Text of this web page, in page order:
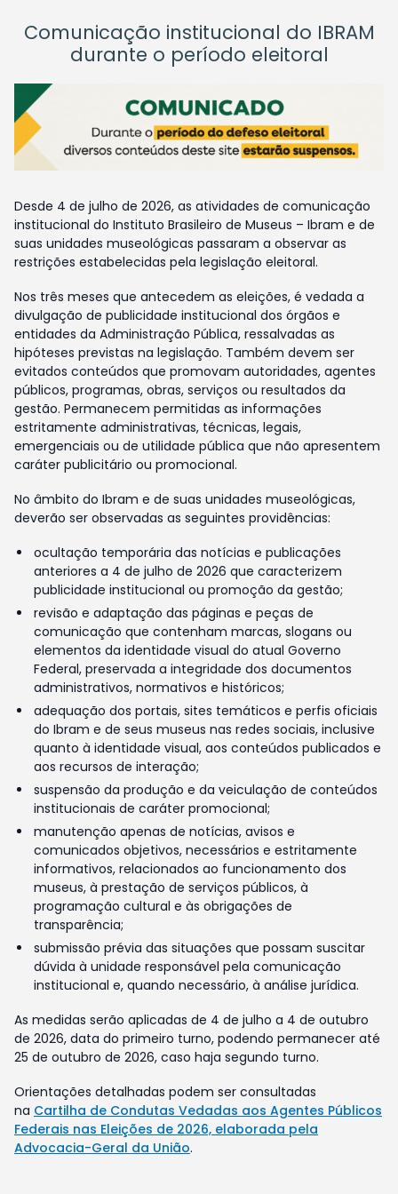
Comunicação institucional do IBRAM
durante o período eleitoral
Desde 4 de julho de 2026, as atividades de comunicação
institucional do Instituto Brasileiro de Museus – Ibram e de
suas unidades museológicas passaram a observar as
restrições estabelecidas pela legislação eleitoral.
Nos três meses que antecedem as eleições, é vedada a
divulgação de publicidade institucional dos órgãos e
entidades da Administração Pública, ressalvadas as
hipóteses previstas na legislação. Também devem ser
evitados conteúdos que promovam autoridades, agentes
públicos, programas, obras, serviços ou resultados da
gestão. Permanecem permitidas as informações
estritamente administrativas, técnicas, legais,
emergenciais ou de utilidade pública que não apresentem
caráter publicitário ou promocional.
No âmbito do Ibram e de suas unidades museológicas,
deverão ser observadas as seguintes providências:
ocultação temporária das notícias e publicações
anteriores a 4 de julho de 2026 que caracterizem
publicidade institucional ou promoção da gestão;
revisão e adaptação das páginas e peças de
comunicação que contenham marcas, slogans ou
elementos da identidade visual do atual Governo
Federal, preservada a integridade dos documentos
administrativos, normativos e históricos;
adequação dos portais, sites temáticos e perfis oficiais
do Ibram e de seus museus nas redes sociais, inclusive
quanto à identidade visual, aos conteúdos publicados e
aos recursos de interação;
suspensão da produção e da veiculação de conteúdos
institucionais de caráter promocional;
manutenção apenas de notícias, avisos e
comunicados objetivos, necessários e estritamente
informativos, relacionados ao funcionamento dos
museus, à prestação de serviços públicos, à
programação cultural e às obrigações de
transparência;
submissão prévia das situações que possam suscitar
dúvida à unidade responsável pela comunicação
institucional e, quando necessário, à análise jurídica.
As medidas serão aplicadas de 4 de julho a 4 de outubro
de 2026, data do primeiro turno, podendo permanecer até
25 de outubro de 2026, caso haja segundo turno.
Orientações detalhadas podem ser consultadas
na Cartilha de Condutas Vedadas aos Agentes Públicos
Federais nas Eleições de 2026, elaborada pela
Advocacia-Geral da União.